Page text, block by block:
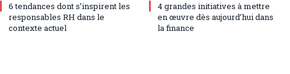
6 tendances dont s’inspirent les
responsables RH dans le
contexte actuel
4 grandes initiatives à mettre
en œuvre dès aujourd’hui dans
la finance